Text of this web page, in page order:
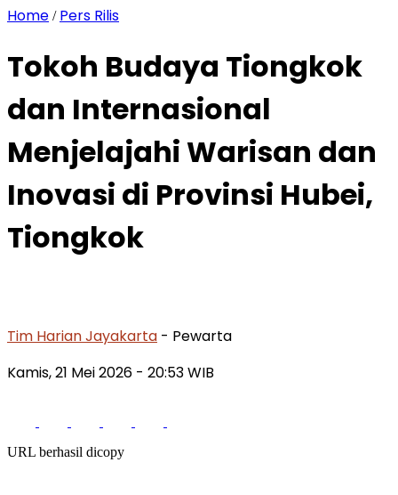
Home / Pers Rilis
Tokoh Budaya Tiongkok
dan Internasional
Menjelajahi Warisan dan
Inovasi di Provinsi Hubei,
Tiongkok
Tim Harian Jayakarta - Pewarta
Kamis, 21 Mei 2026 - 20:53 WIB
URL berhasil dicopy